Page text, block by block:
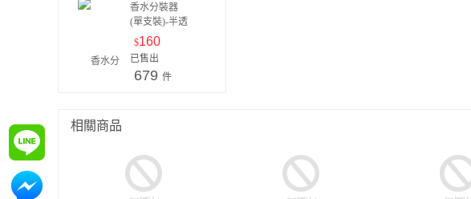
香水分裝器
(單支裝)-半透
明本色白
$160
已售出
679 件
相關商品